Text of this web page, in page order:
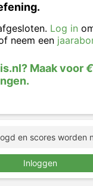
dat er niet bij hoort.
Log in
neem een
Maak voor
en scores worden
Inloggen